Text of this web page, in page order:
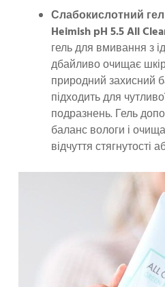
Слабокислотний
Heimish pH 5.5 All
гель для вмивання з
дбайливо очищає
природний захисний
підходить для
подразнень. Гель
баланс вологи і
відчуття стягнутості